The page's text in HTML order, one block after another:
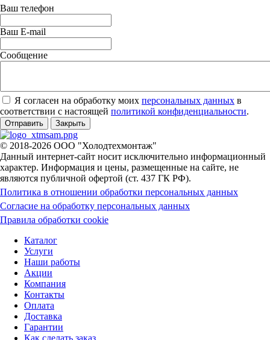
Ваш телефон
Ваш E-mail
Сообщение
Я согласен на обработку моих персональных данных в
соответствии с настоящей политикой конфиденциальности.
Отправить Закрыть
© 2018-2026 ООО "Холодтехмонтаж"
Данный интернет-сайт носит исключительно информационный
характер. Информация и цены, размещенные на сайте, не
являются публичной офертой (ст. 437 ГК РФ).
Политика в отношении обработки персональных данных
Согласие на обработку персональных данных
Правила обработки cookie
Каталог
Услуги
Наши работы
Акции
Компания
Контакты
Оплата
Доставка
Гарантии
Как сделать заказ